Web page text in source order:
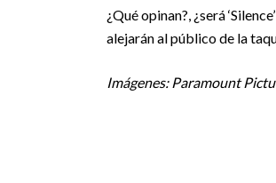
¿Qué opinan?, ¿será
alejarán al público de la
Imágenes: Paramount